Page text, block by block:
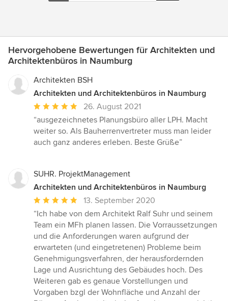
Hervorgehobene Bewertungen für Architekten und
Architektenbüros in Naumburg
Architekten BSH
Architekten und Architektenbüros in Naumburg
Durchschnittliche
Bewertung:
5
von
26. August 2021
“ausgezeichnetes Planungsbüro aller LPH. Macht
weiter so. Als Bauherrenvertreter muss man leider
auch ganz anderes erleben. Beste Grüße”
SUHR. ProjektManagement
Architekten und Architektenbüros in Naumburg
Durchschnittliche
Bewertung:
5
von
5
Sternen
13. September 2020
“Ich habe von dem Architekt Ralf Suhr und seinem
Team ein MFh planen lassen. Die Vorraussetzungen
und die Anforderungen waren aufgrund der
erwarteten (und eingetretenen) Probleme beim
Genehmigungsverfahren, der herausfordernden
Lage und Ausrichtung des Gebäudes hoch. Des
Weiteren gab es genaue Vorstellungen und
Vorgaben bzgl der Wohnfläche und Anzahl der